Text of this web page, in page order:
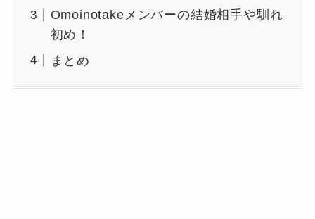
Omoinotakeメンバーの結婚相手や馴れ
初め！
まとめ